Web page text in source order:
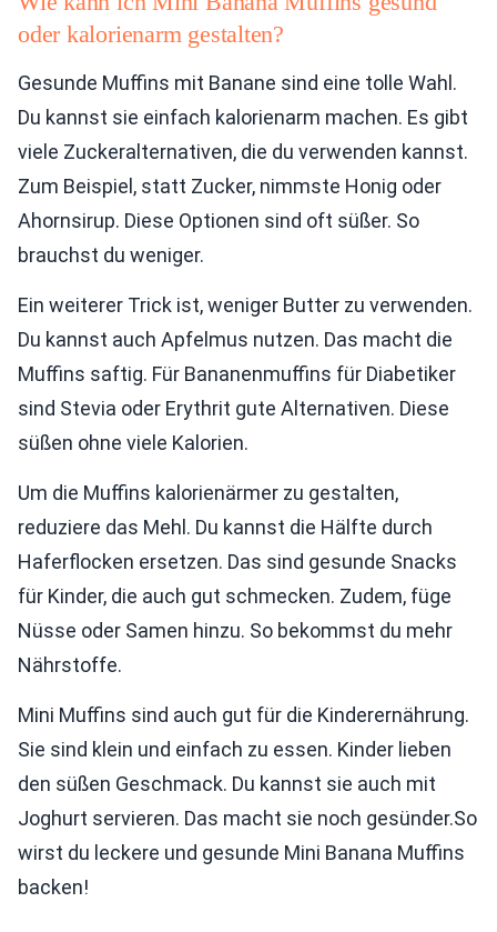
oder kalorienarm gestalten?
Gesunde Muffins mit Banane sind eine tolle Wahl.
Du kannst sie einfach kalorienarm machen. Es gibt
viele Zuckeralternativen, die du verwenden kannst.
Zum Beispiel, statt Zucker, nimmste Honig oder
Ahornsirup. Diese Optionen sind oft süßer. So
brauchst du weniger.
Ein weiterer Trick ist, weniger Butter zu verwenden.
Du kannst auch Apfelmus nutzen. Das macht die
Muffins saftig. Für Bananenmuffins für Diabetiker
sind Stevia oder Erythrit gute Alternativen. Diese
süßen ohne viele Kalorien.
Um die Muffins kalorienärmer zu gestalten,
reduziere das Mehl. Du kannst die Hälfte durch
Haferflocken ersetzen. Das sind gesunde Snacks
für Kinder, die auch gut schmecken. Zudem, füge
Nüsse oder Samen hinzu. So bekommst du mehr
Nährstoffe.
Mini Muffins sind auch gut für die Kinderernährung.
Sie sind klein und einfach zu essen. Kinder lieben
den süßen Geschmack. Du kannst sie auch mit
Joghurt servieren. Das macht sie noch gesünder.So
wirst du leckere und gesunde Mini Banana Muffins
backen!